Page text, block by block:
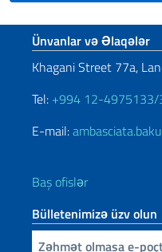
Footer
Ünvanlar və Əlaqələr
Khagani Street 77a,
Tel: +994 12-4975133/
E-mail:
Baş ofislər
Bülletenimizə üzv olun
E-poçtunuzu daxil edin